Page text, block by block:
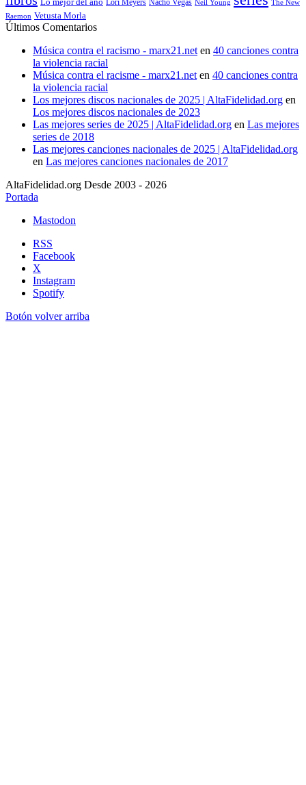
Lo mejor del año Lori Meyers Nacho Vegas Neil Young
The New
Raemon Vetusta Morla
Últimos Comentarios
Música contra el racismo - marx21.net en 40 canciones contra
la violencia racial
Música contra el racisme - marx21.net en 40 canciones contra
la violencia racial
Los mejores discos nacionales de 2025 | AltaFidelidad.org en
Los mejores discos nacionales de 2023
Las mejores series de 2025 | AltaFidelidad.org en Las mejores
series de 2018
Las mejores canciones nacionales de 2025 | AltaFidelidad.org
en Las mejores canciones nacionales de 2017
AltaFidelidad.org Desde 2003 - 2026
Portada
Mastodon
RSS
Facebook
X
Instagram
Spotify
Botón volver arriba